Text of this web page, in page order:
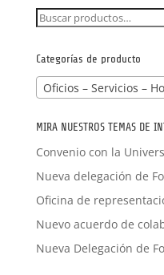
Buscar
Categorías de producto
Oficios – Servicios –
MIRA NUESTROS TEMAS DE
Convenio con la
Nueva delegación de
Oficina de
Nuevo acuerdo de
Nueva Delegación de